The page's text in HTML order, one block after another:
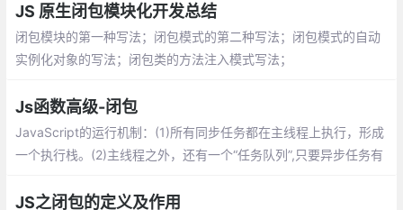
JS 原生闭包模块化开发总结
闭包模块的第一种写法；闭包模式的第二种写法；闭包模式的自动
实例化对象的写法；闭包类的方法注入模式写法；
Js函数高级-闭包
JavaScript的运行机制：(1)所有同步任务都在主线程上执行，形成
一个执行栈。(2)主线程之外，还有一个“任务队列”,只要异步任务有
JS之闭包的定义及作用